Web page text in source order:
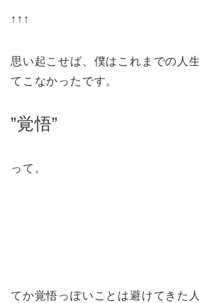
↑↑↑
思い起こせば、僕はこれまでの人
てこなかったです。
”覚悟”
って。
てか覚悟っぽいことは避けてきた